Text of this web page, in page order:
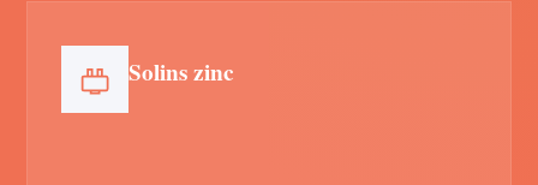
Solins zinc